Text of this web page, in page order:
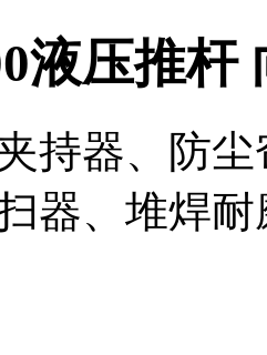
液压推杆
持器、防
器、堆焊耐